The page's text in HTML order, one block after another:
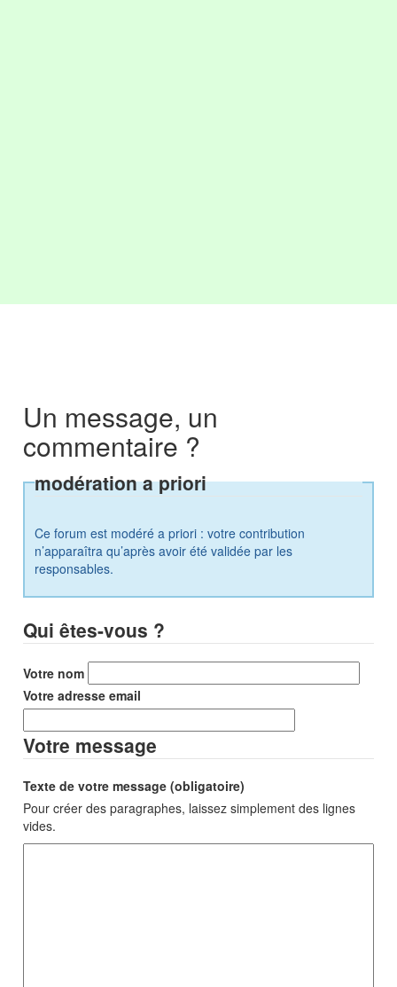
Un message, un
commentaire ?
modération a priori
Ce forum est modéré a priori : votre contribution
n’apparaîtra qu’après avoir été validée par les
responsables.
Qui êtes-vous ?
Votre nom
Votre adresse email
Votre message
Texte de votre message (obligatoire)
Pour créer des paragraphes, laissez simplement des lignes
vides.